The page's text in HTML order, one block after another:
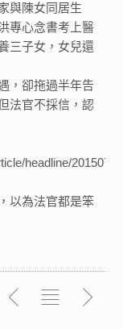
與陳女同居生
專心念書考上醫
三子女，女兒還
，卻拖過半年告
法官不採信，認
headline/
以為法官都是笨